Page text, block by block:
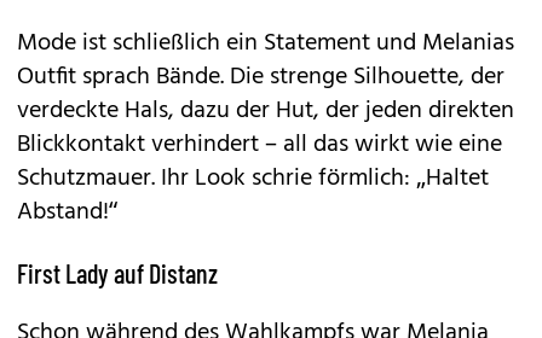
Mode ist schließlich ein Statement und Melanias
Outfit sprach Bände. Die strenge Silhouette, der
verdeckte Hals, dazu der Hut, der jeden direkten
Blickkontakt verhindert – all das wirkt wie eine
Schutzmauer. Ihr Look schrie förmlich: „Haltet
Abstand!“
First Lady auf Distanz